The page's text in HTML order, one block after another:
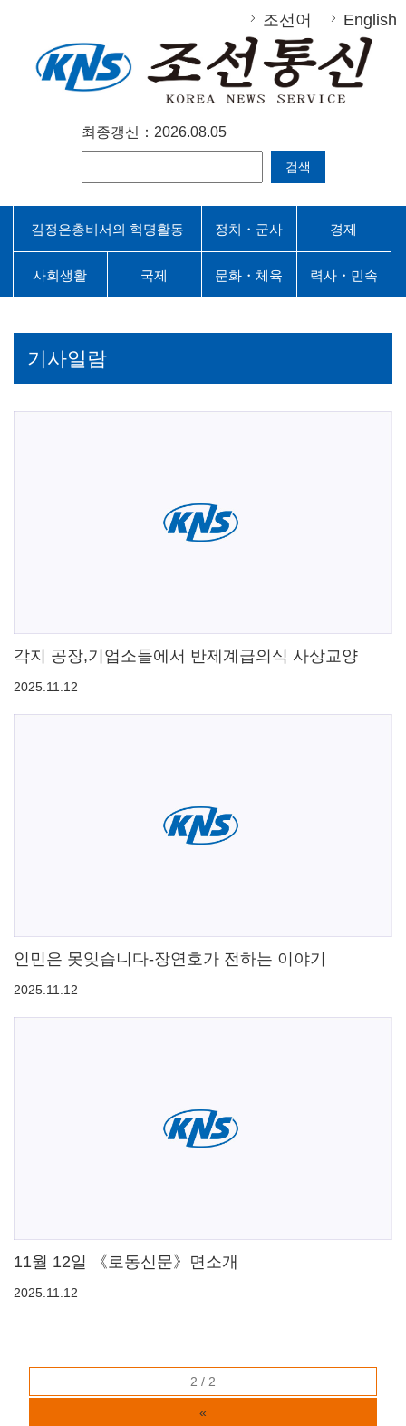
조선어 English
최종갱신：2026.08.05
검색
김정은총비서의 혁명활동 정치・군사 경제
사회생활 국제 문화・체육 력사・민속
기사일람
각지 공장,기업소들에서 반제계급의식 사상교양
2025.11.12
인민은 못잊습니다-장연호가 전하는 이야기
2025.11.12
11월 12일 《로동신문》면소개
2025.11.12
2 / 2
«